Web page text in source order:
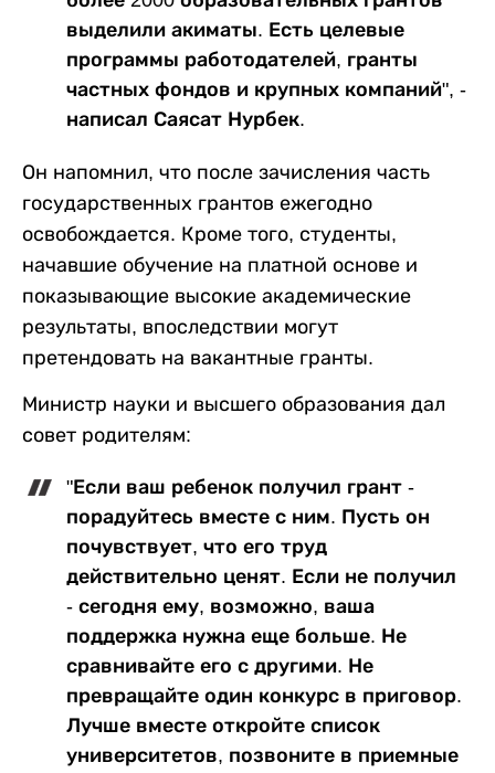
выделили акиматы. Есть целевые
программы работодателей, гранты
частных фондов и крупных компаний", -
написал Саясат Нурбек.
Он напомнил, что после зачисления часть
государственных грантов ежегодно
освобождается. Кроме того, студенты,
начавшие обучение на платной основе и
показывающие высокие академические
результаты, впоследствии могут
претендовать на вакантные гранты.
Министр науки и высшего образования дал
совет родителям:
"Если ваш ребенок получил грант -
порадуйтесь вместе с ним. Пусть он
почувствует, что его труд
действительно ценят. Если не получил
- сегодня ему, возможно, ваша
поддержка нужна еще больше. Не
сравнивайте его с другими. Не
превращайте один конкурс в приговор.
Лучше вместе откройте список
университетов, позвоните в приемные